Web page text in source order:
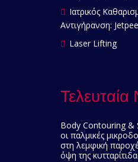
Ιατρικός
Αντιγήρανση:
Laser Lifting
Τελευταία
Body Contouring &
οι παλμικές
στη λεμφική
όψη της